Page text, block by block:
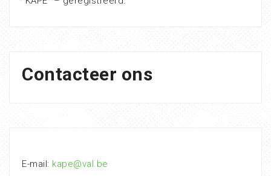
Contacteer ons
E-mail: kape@val.be